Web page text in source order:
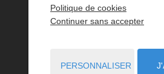
Politique de cookies
Continuer sans accepter
PERSONNALISER